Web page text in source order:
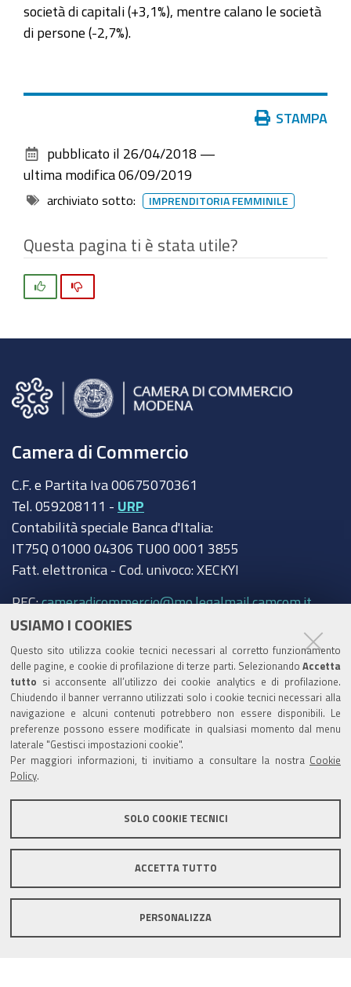
USIAMO I COOKIES
Questo sito utilizza cookie tecnici necessari al corretto funzionamento
delle pagine, e cookie di profilazione di terze parti. Selezionando Accetta
tutto si acconsente all’utilizzo dei cookie analytics e di profilazione.
Chiudendo il banner verranno utilizzati solo i cookie tecnici necessari alla
navigazione e alcuni contenuti potrebbero non essere disponibili. Le
preferenze possono essere modificate in qualsiasi momento dal menu
laterale "Gestisci impostazioni cookie".
Per maggiori informazioni, ti invitiamo a consultare la nostra Cookie
Policy
SOLO COOKIE TECNICI
ACCETTA TUTTO
PERSONALIZZA
società di capitali (+3,1%), mentre calano le società
di persone (-2,7%).
documento
STAMPA
pubblicato il 26/04/2018 —
ultima modifica 06/09/2019
archiviato sotto: IMPRENDITORIA FEMMINILE
Questa pagina ti è stata utile?
Camera di Commercio
C.F. e Partita Iva 00675070361
Tel. 059208111 - URP
Contabilità speciale Banca d'Italia:
IT75Q 01000 04306 TU00 0001 3855
Fatt. elettronica - Cod. univoco: XECKYI
PEC:cameradicommercio@mo.legalmail.camcom.it
Trasparenza
Amministrazione trasparente
Albo Camerale
Pubblicità Legale
Area riservata Amministratori
Informativa generale
Informative privacy
Accessibilità
Note legali
Informativa estesa sui cookie
Social media policy